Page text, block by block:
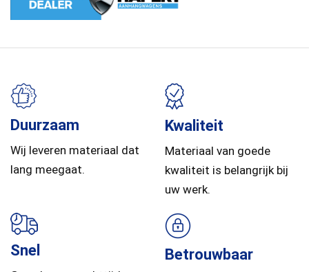
Duurzaam
Wij leveren materiaal dat
lang meegaat.
Kwaliteit
Materiaal van goede
kwaliteit is belangrijk bij
uw werk.
Snel Betrouwbaar